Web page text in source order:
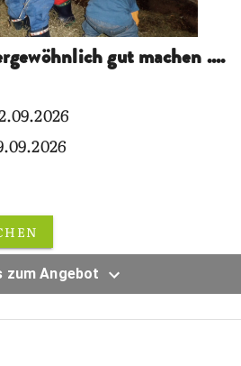
gut machen ....
zum Angebot